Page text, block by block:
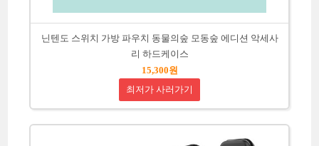
닌텐도 스위치 가방 파우치 동물의숲 모동숲 에디션 악세사
리 하드케이스
15,300원
최저가 사러가기